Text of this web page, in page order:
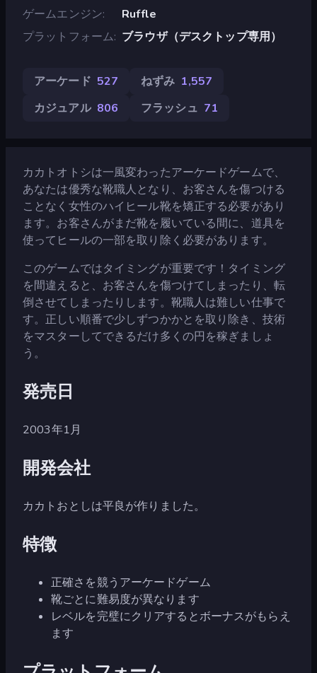
ゲームエンジン
Ruffle
プラットフォーム ブラウザ（デスクトップ専用）
アーケード 527 ねずみ 1,557
カジュアル 806 フラッシュ 71
カカトオトシは一風変わったアーケードゲームで、
あなたは優秀な靴職人となり、お客さんを傷つける
ことなく女性のハイヒール靴を矯正する必要があり
ます。お客さんがまだ靴を履いている間に、道具を
使ってヒールの一部を取り除く必要があります。
このゲームではタイミングが重要です！タイミング
を間違えると、お客さんを傷つけてしまったり、転
倒させてしまったりします。靴職人は難しい仕事で
す。正しい順番で少しずつかかとを取り除き、技術
をマスターしてできるだけ多くの円を稼ぎましょ
う。
発売日
2003年1月
開発会社
カカトおとしは平良が作りました。
特徴
正確さを競うアーケードゲーム
靴ごとに難易度が異なります
レベルを完璧にクリアするとボーナスがもらえ
ます